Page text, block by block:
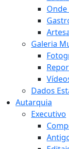
Onde
Galeria
Dados
Autarquia
Executivo